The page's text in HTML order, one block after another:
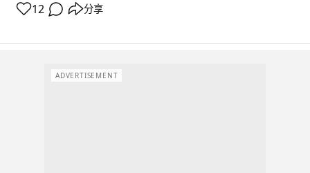
12 分享
ADVERTISEMENT